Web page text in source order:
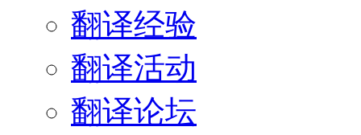
翻译经验
翻译活动
翻译论坛